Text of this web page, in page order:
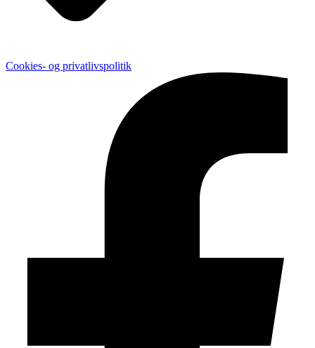
Cookies- og privatlivspolitik